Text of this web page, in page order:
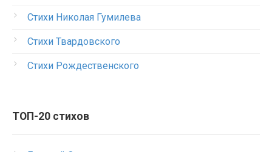
Стихи Николая Гумилева
Стихи Твардовского
Стихи Рождественского
ТОП-20 стихов